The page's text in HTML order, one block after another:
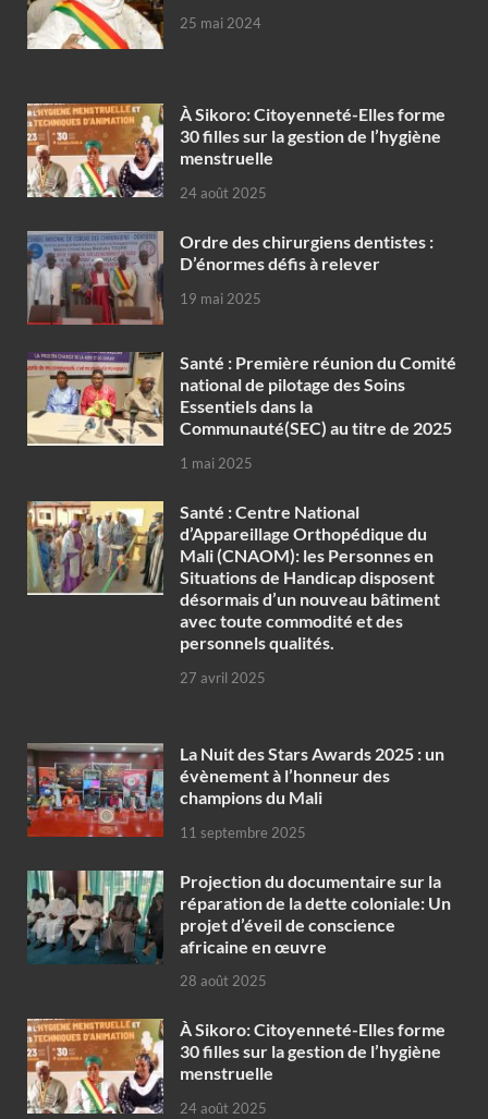
25 mai 2024
À Sikoro: Citoyenneté-Elles forme
30 filles sur la gestion de l’hygiène
menstruelle
24 août 2025
Ordre des chirurgiens dentistes :
D’énormes défis à relever
19 mai 2025
Santé : Première réunion du Comité
national de pilotage des Soins
Essentiels dans la
Communauté(SEC) au titre de 2025
1 mai 2025
Santé : Centre National
d’Appareillage Orthopédique du
Mali (CNAOM): les Personnes en
Situations de Handicap disposent
désormais d’un nouveau bâtiment
avec toute commodité et des
personnels qualités.
27 avril 2025
‎La Nuit des Stars Awards 2025 : un
évènement à l’honneur des
champions du Mali
11 septembre 2025
Projection du documentaire sur la
réparation de la dette coloniale: Un
projet d’éveil de conscience
africaine en œuvre‎
28 août 2025
À Sikoro: Citoyenneté-Elles forme
30 filles sur la gestion de l’hygiène
menstruelle
24 août 2025